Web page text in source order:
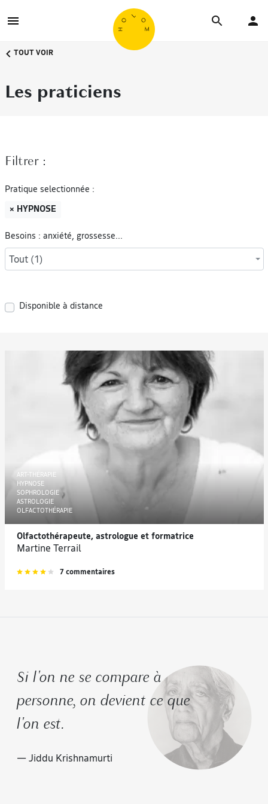
TOUT VOIR
Les praticiens
Filtrer :
Pratique selectionnée :
× HYPNOSE
Besoins : anxiété, grossesse...
Tout (1)
Disponible à distance
ART-THÉRAPIE
HYPNOSE
SOPHROLOGIE
ASTROLOGIE
OLFACTOTHÉRAPIE
Olfactothérapeute, astrologue et formatrice
Martine Terrail
7 commentaires
Si l'on ne se compare à
personne, on devient ce que
l'on est.
— Jiddu Krishnamurti